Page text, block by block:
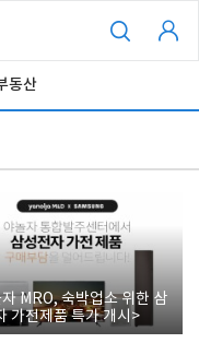
동산
MRO, 숙박업소 위한 삼
가전제품 특가 개시>